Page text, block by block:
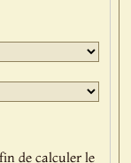
de calculer le